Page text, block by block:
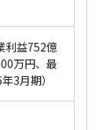
利益752億
万円、最
3月期）